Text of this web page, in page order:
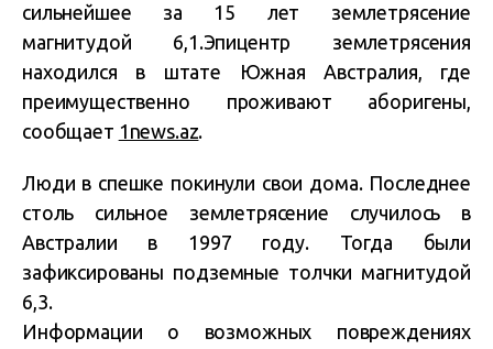
сильнейшее за 15 лет землетрясение
магнитудой 6,1.Эпицентр землетрясения
находился в штате Южная Австралия, где
преимущественно проживают аборигены,
сообщает 1news.az.
Люди в спешке покинули свои дома. Последнее
столь сильное землетрясение случилось в
Австралии в 1997 году. Тогда были
зафиксированы подземные толчки магнитудой
6,3.
Информации о возможных повреждениях